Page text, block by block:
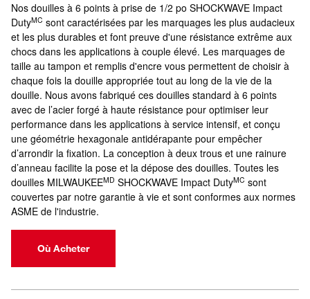
Nos douilles à 6 points à prise de 1/2 po SHOCKWAVE Impact
DutyMC sont caractérisées par les marquages les plus audacieux
et les plus durables et font preuve d'une résistance extrême aux
chocs dans les applications à couple élevé. Les marquages de
taille au tampon et remplis d'encre vous permettent de choisir à
chaque fois la douille appropriée tout au long de la vie de la
douille. Nous avons fabriqué ces douilles standard à 6 points
avec de l’acier forgé à haute résistance pour optimiser leur
performance dans les applications à service intensif, et conçu
une géométrie hexagonale antidérapante pour empêcher
d’arrondir la fixation. La conception à deux trous et une rainure
d’anneau facilite la pose et la dépose des douilles. Toutes les
douilles MILWAUKEEMD SHOCKWAVE Impact DutyMC sont
couvertes par notre garantie à vie et sont conformes aux normes
ASME de l'industrie.
Où Acheter